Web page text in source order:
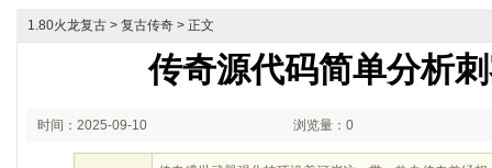
1.80火龙复古 > 复古传奇 > 正文
传奇源代码简单分析
时间：2025-09-10 浏览量：0